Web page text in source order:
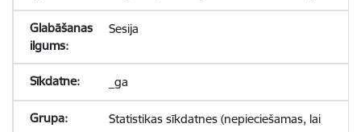
Sesija
_ga
Statistikas sīkdatnes (nepieciešamas, lai